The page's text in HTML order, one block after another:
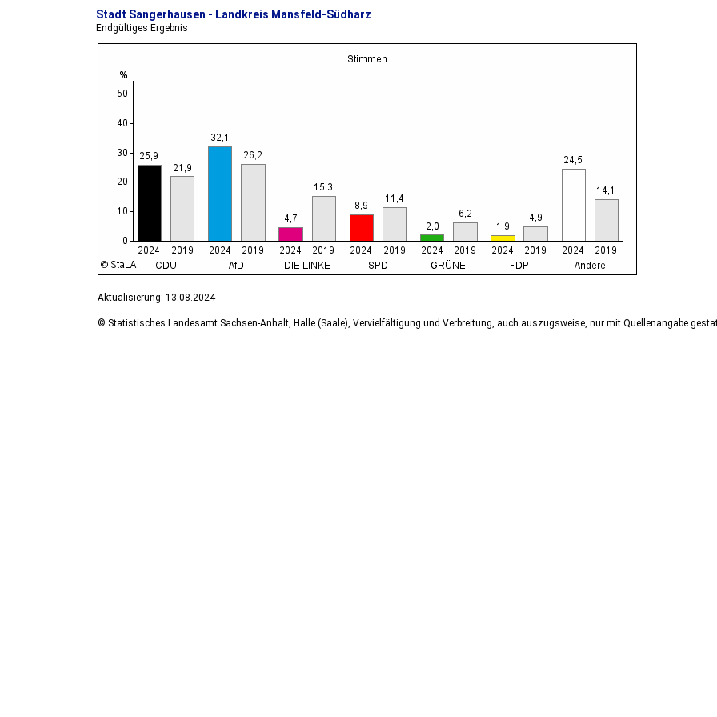
Stadt Sangerhausen - Landkreis Mansfeld-Südharz
Endgültiges Ergebnis
Aktualisierung: 13.08.2024
© Statistisches Landesamt Sachsen-Anhalt, Halle (Saale), Vervielfältigung und Verbreitung, auch auszugsweise, nur mit Quellenangabe